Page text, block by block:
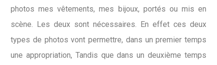
photos mes vêtements, mes bijoux, portés ou mis en
scène. Les deux sont nécessaires. En effet ces deux
types de photos vont permettre, dans un premier temps
une appropriation, Tandis que dans un deuxième temps